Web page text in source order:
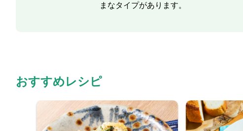
まなタイプがあります。
おすすめレシピ